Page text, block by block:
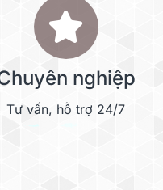
nghiệp
Tư vấn, hỗ trợ 24/7